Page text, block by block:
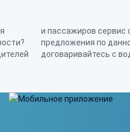
–
договаривайтесь с